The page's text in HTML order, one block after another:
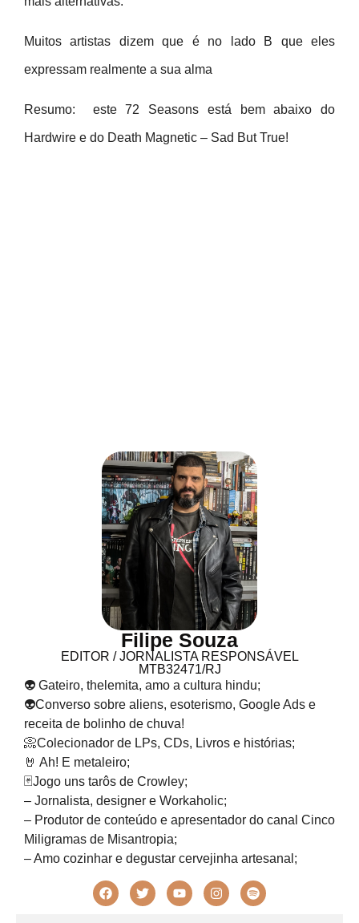
Muitos artistas dizem que é no lado B que eles
expressam realmente a sua alma
Resumo: este 72 Seasons está bem abaixo do
Hardwire e do Death Magnetic – Sad But True!
Filipe Souza
EDITOR / JORNALISTA RESPONSÁVEL
MTB32471/RJ
👽 Gateiro, thelemita, amo a cultura hindu;
👽Converso sobre aliens, esoterismo, Google Ads e
receita de bolinho de chuva!
📀Colecionador de LPs, CDs, Livros e histórias;
🤘 Ah! E metaleiro;
🃏Jogo uns tarôs de Crowley;
– Jornalista, designer e Workaholic;
– Produtor de conteúdo e apresentador do canal Cinco
Miligramas de Misantropia;
– Amo cozinhar e degustar cervejinha artesanal;